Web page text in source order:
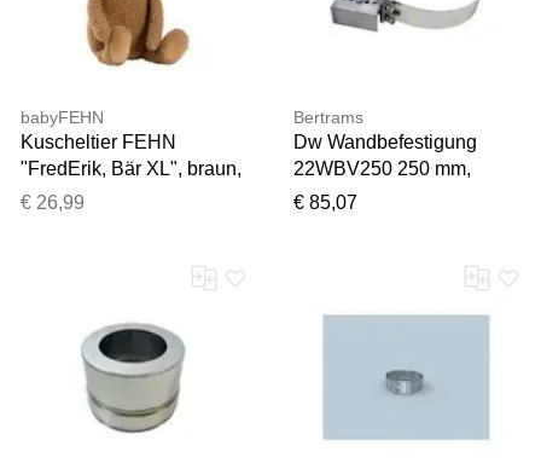
babyFEHN
Kuscheltier FEHN
"FredErik, Bär XL", braun,
Plüschfiguren,
€ 26,99
Bertrams
Dw Wandbefestigung
22WBV250 250 mm,
verstellbar 50-106mm, ab
€ 85,07